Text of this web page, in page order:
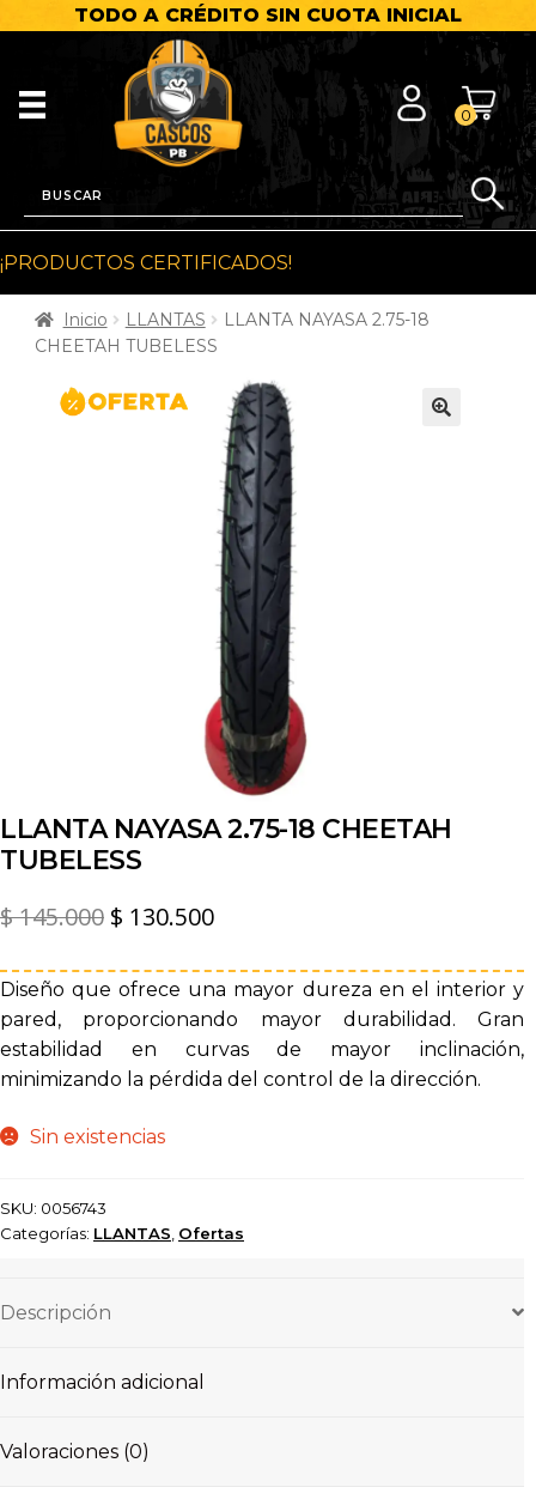
TODO A CRÉDITO SIN CUOTA INICIAL
0
¡PRODUCTOS CERTIFICADOS!
Inicio LLANTAS
LLANTA NAYASA 2.75-18
CHEETAH TUBELESS
LLANTA NAYASA 2.75-18 CHEETAH
TUBELESS
$145.000 El
original
era:
$ 145.000.
$ 130.500El
actual
es:
$ 130.500.
Diseño que ofrece una mayor dureza en el interior y
pared, proporcionando mayor durabilidad. Gran
estabilidad en curvas de mayor inclinación,
minimizando la pérdida del control de la dirección.
Sin existencias
SKU: 0056743
Categorías: LLANTAS Ofertas
Descripción
Información adicional
Valoraciones (0)